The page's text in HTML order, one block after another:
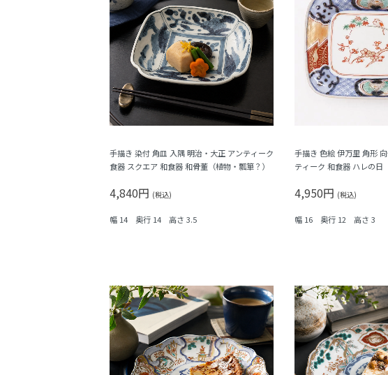
手描き 染付 角皿 入隅 明治・大正 アンティーク
食器 スクエア 和食器 和骨董（植物・瓢箪？）
4,840円 (税込)
幅 14 奥行 14 高さ 3.5
手描き 色絵 伊万里 角形
ティーク 和食器 ハレの日
4,950円 (税込)
幅 16 奥行 12 高さ 3